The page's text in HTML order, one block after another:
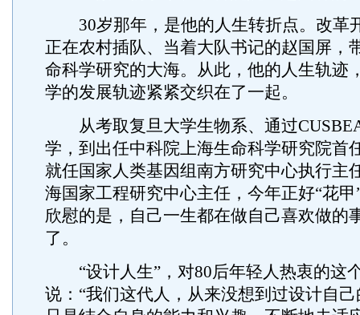
30岁那年，是他的人生转折点。改革
正在农村插队、当着大队书记的赵国屏，
命科学研究的大海。从此，他的人生轨迹
学的发展轨迹紧紧交织在了一起。
从考取复旦大学生物系、通过
学，到出任中科院上海生命科学研究院首
就任国家人类基因组南方研究中心执行主
海国家工程研究中心主任，今年正好“花
欣慰的是，自己一生都在做自己喜欢做的
了。
“设计人生”，对80后年轻人热衷的这
说：“我们这代人，从来没想到过设计自